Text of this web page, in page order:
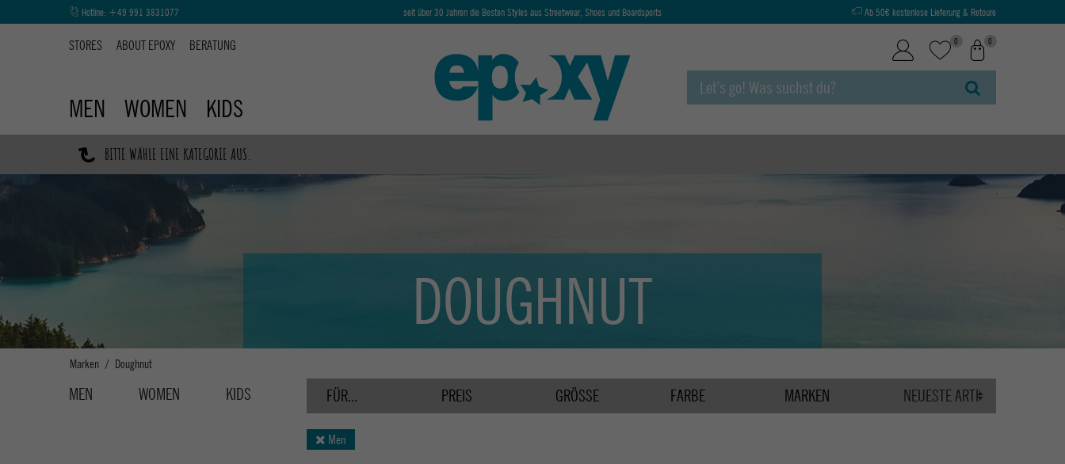
Hotline: +49 991 3831077 seit über 30 Jahren die Besten Styles aus Streetwear, Shoes und Boardsports Ab 50€ kostenlose Lieferung & Retoure
STORES ABOUT EPOXY BERATUNG
MEN WOMEN KIDS
0 0
↷ BITTE WÄHLE EINE KATEGORIE AUS.
DOUGHNUT
Marken Doughnut
MEN WOMEN KIDS FÜR... PREIS GRÖSSE FARBE MARKEN
Men